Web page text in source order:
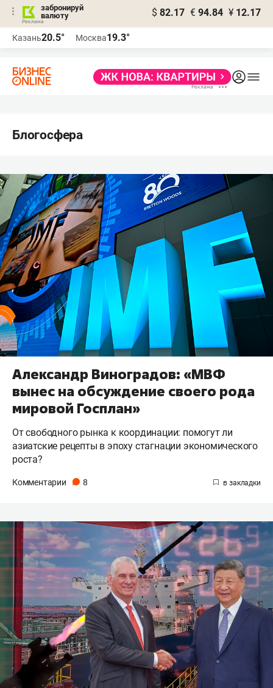
забронируй
валюту
$ 82.17 € 94.84 ¥ 12.17
Казань20.5° Москва19.3°
Блогосфера
Александр Виноградов: «МВФ
вынес на обсуждение своего рода
мировой Госплан»
От свободного рынка к координации: помогут ли
азиатские рецепты в эпоху стагнации экономического
роста?
Комментарии 8